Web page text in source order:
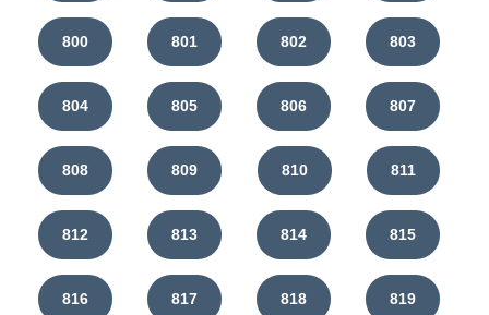
800 801 802 803
804 805 806 807
808 809 810 811
812 813 814 815
816 817 818 819